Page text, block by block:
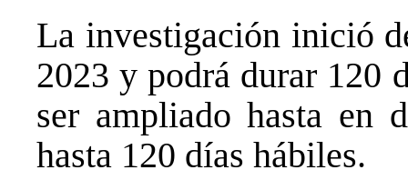
La investigación inició
2023 y podrá durar 120
ser ampliado hasta en
hasta 120 días hábiles.